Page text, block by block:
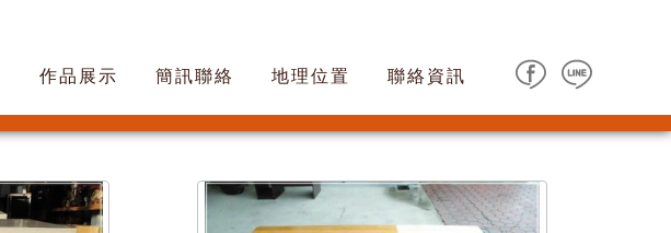
作品展示 簡訊聯絡 地理位置 聯絡資訊